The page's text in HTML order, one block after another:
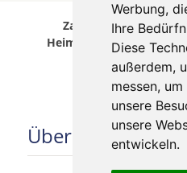
Werbung,
Ihre
Diese
außerdem,
messen,
unsere
unsere
entwickeln.
Zahnärzte für
Heimfeld wurde am 05
Über uns